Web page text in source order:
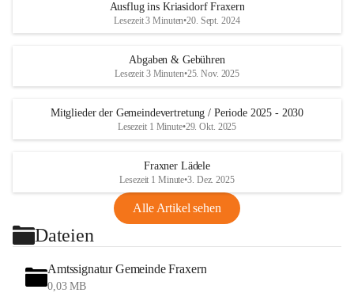
Ausflug ins Kriasidorf Fraxern
Lesezeit 3 Minuten•20. Sept. 2024
Abgaben & Gebühren
Lesezeit 3 Minuten•25. Nov. 2025
Mitglieder der Gemeindevertretung / Periode 2025 - 2030
Lesezeit 1 Minute•29. Okt. 2025
Fraxner Lädele
Lesezeit 1 Minute•3. Dez. 2025
Alle Artikel sehen
Dateien
Amtssignatur Gemeinde Fraxern
0,03 MB